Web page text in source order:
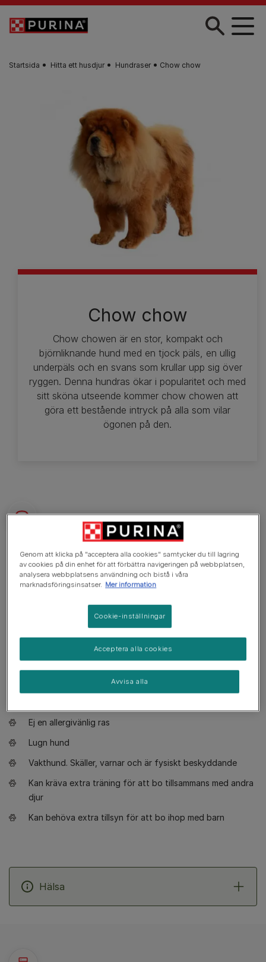
Skip to main content
Startsida Hitta ett husdjur​ Hundraser Chow chow
Chow chow
Chow chowen är en stor, kompakt och
björnliknande hund med en tjock päls, en ullig
underpäls och en svans som krullar upp sig över
ryggen. Denna hundras ökar i popularitet och med
sitt sköna utseende kommer chow chowen att
göra ett bestående intryck på alla som vilar
ögonen på den.
Vad du behöver veta
Lämplig för erfarna hundägare
Tycker om aktiva promenader
Stor hund
Ej en allergivänlig ras
Lugn hund
Vakthund. Skäller, varnar och är fysiskt beskyddande
Kan kräva extra träning för att bo tillsammans med andra
djur
Kan behöva extra tillsyn för att bo ihop med barn
Hälsa
Genom att klicka på "acceptera alla cookies" samtycker du till lagring
av cookies på din enhet för att förbättra navigeringen på webbplatsen,
analysera webbplatsens användning och bistå i våra
marknadsföringsinsatser. Mer information
Cookie-inställningar
Avvisa alla
Acceptera alla cookies